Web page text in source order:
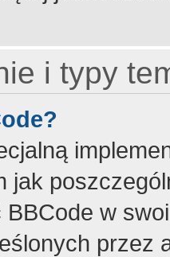
i typy
jak
w
przez